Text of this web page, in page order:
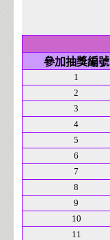
參加抽獎編號
1
2
3
4
5
6
7
8
9
10
11